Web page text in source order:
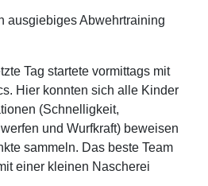
ausgiebiges Abwehrtraining
Tag startete vormittags mit
Hier konnten sich alle Kinder
(Schnelligkeit,
und Wurfkraft) beweisen
sammeln. Das beste Team
einer kleinen Nascherei